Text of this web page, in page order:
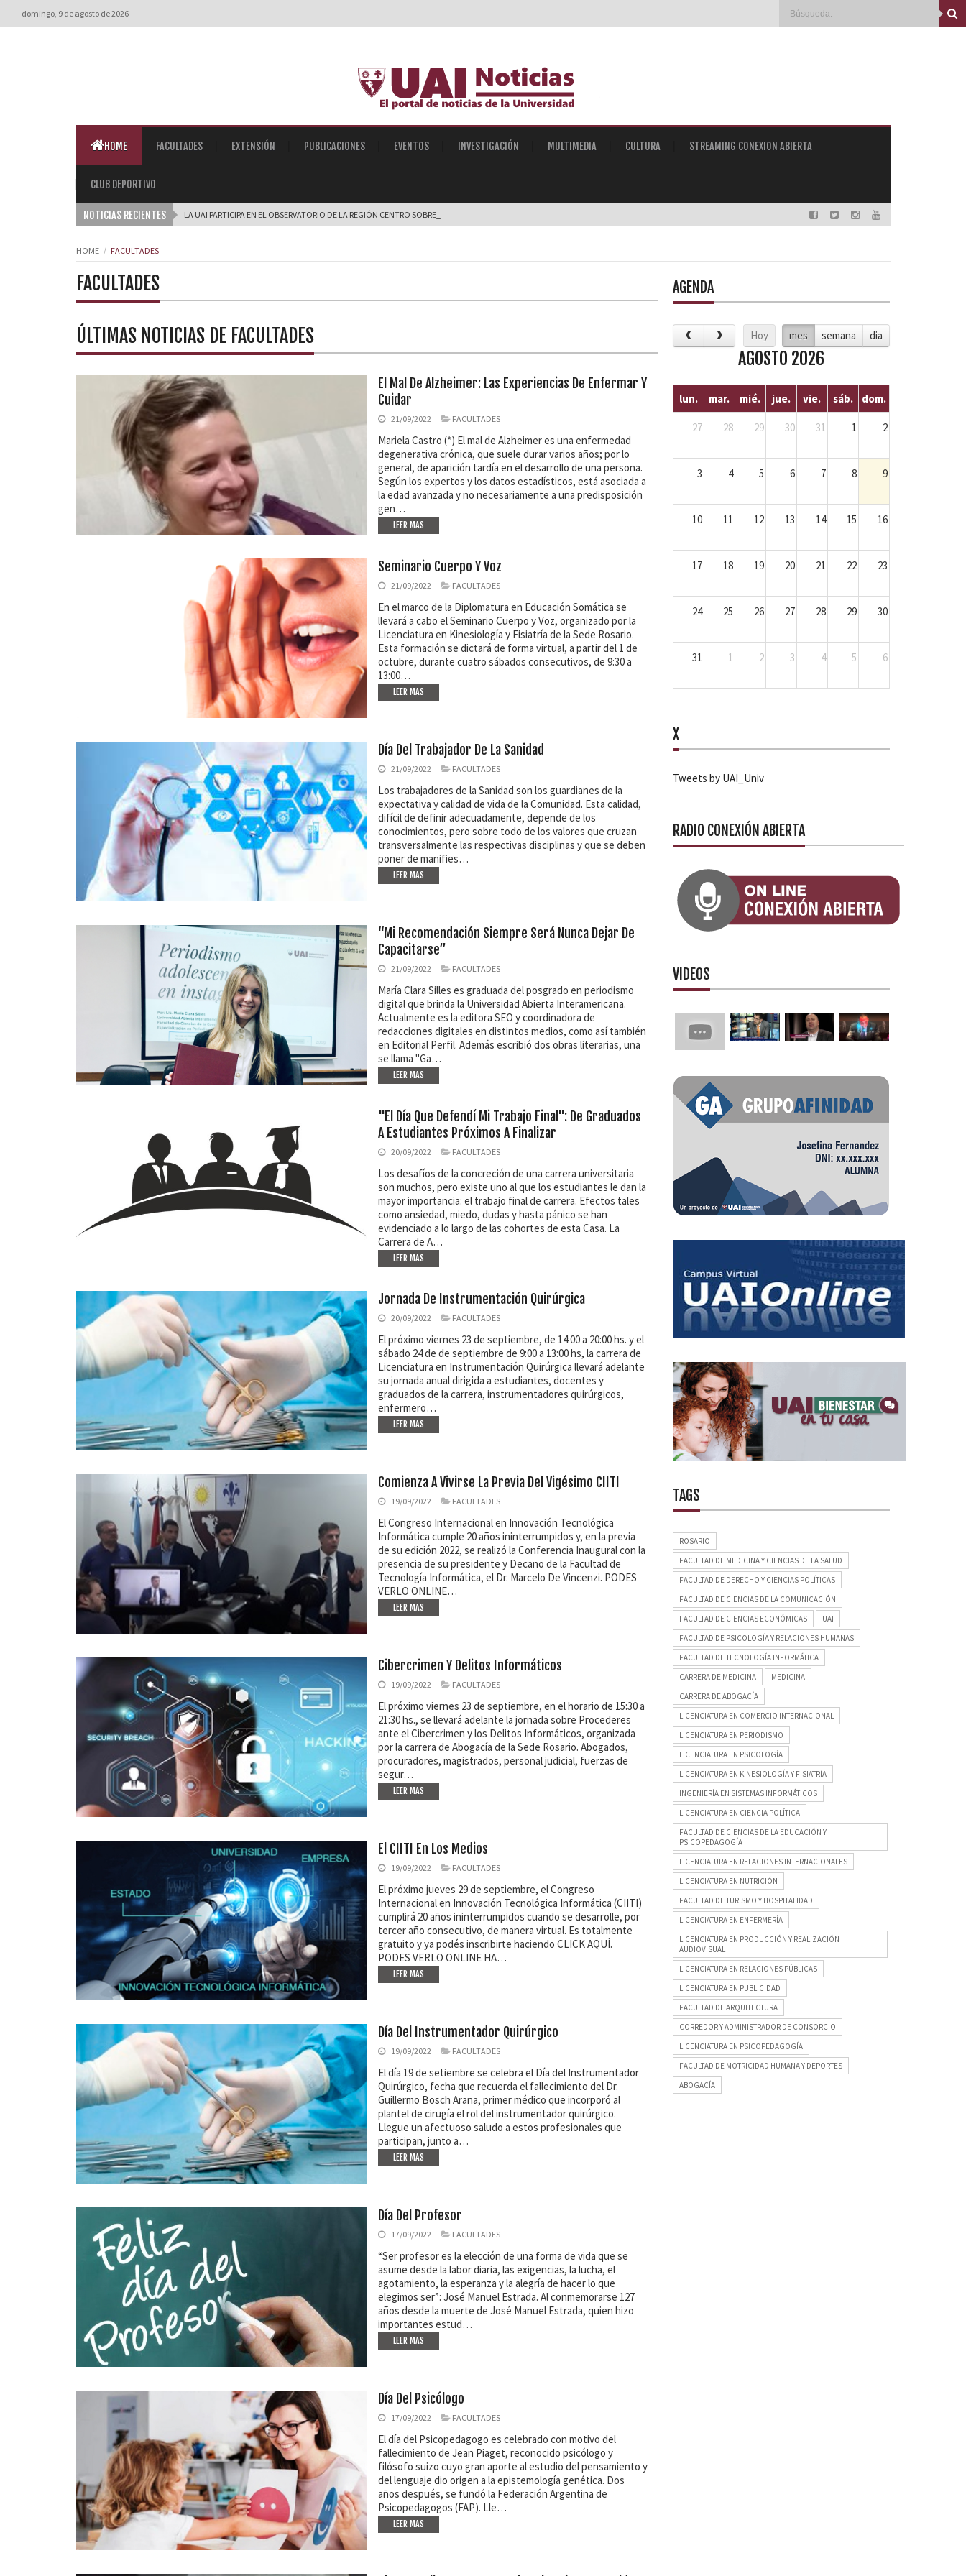
domingo, 9 de agosto de 2026
HOME FACULTADES EXTENSIÓN PUBLICACIONES EVENTOS INVESTIGACIÓN MULTIMEDIA CULTURA STREAMING CONEXION ABIERTA
CLUB DEPORTIVO
NOTICIAS RECIENTES LA UAI PARTICIPA EN EL OBSERVATORIO DE LA REGIÓN CENTRO SOBRE INTELIGENCIA ARTI_
HOME FACULTADES
FACULTADES
ÚLTIMAS NOTICIAS DE FACULTADES
El Mal De Alzheimer: Las Experiencias De Enfermar Y
Cuidar
21/09/2022 FACULTADES
Mariela Castro (*) El mal de Alzheimer es una enfermedad
degenerativa crónica, que suele durar varios años; por lo
general, de aparición tardía en el desarrollo de una persona.
Según los expertos y los datos estadísticos, está asociada a
la edad avanzada y no necesariamente a una predisposición
gen…
LEER MAS
Seminario Cuerpo Y Voz
21/09/2022 FACULTADES
En el marco de la Diplomatura en Educación Somática se
llevará a cabo el Seminario Cuerpo y Voz, organizado por la
Licenciatura en Kinesiología y Fisiatría de la Sede Rosario.
Esta formación se dictará de forma virtual, a partir del 1 de
octubre, durante cuatro sábados consecutivos, de 9:30 a
13:00…
LEER MAS
Día Del Trabajador De La Sanidad
21/09/2022 FACULTADES
Los trabajadores de la Sanidad son los guardianes de la
expectativa y calidad de vida de la Comunidad. Esta calidad,
difícil de definir adecuadamente, depende de los
conocimientos, pero sobre todo de los valores que cruzan
transversalmente las respectivas disciplinas y que se deben
poner de manifies…
LEER MAS
“Mi Recomendación Siempre Será Nunca Dejar De
Capacitarse”
21/09/2022 FACULTADES
María Clara Silles es graduada del posgrado en periodismo
digital que brinda la Universidad Abierta Interamericana.
Actualmente es la editora SEO y coordinadora de
redacciones digitales en distintos medios, como así también
en Editorial Perfil. Además escribió dos obras literarias, una
se llama "Ga…
LEER MAS
"El Día Que Defendí Mi Trabajo Final": De Graduados
A Estudiantes Próximos A Finalizar
20/09/2022 FACULTADES
Los desafíos de la concreción de una carrera universitaria
son muchos, pero existe uno al que los estudiantes le dan la
mayor importancia: el trabajo final de carrera. Efectos tales
como ansiedad, miedo, dudas y hasta pánico se han
evidenciado a lo largo de las cohortes de esta Casa. La
Carrera de A…
LEER MAS
Jornada De Instrumentación Quirúrgica
20/09/2022 FACULTADES
El próximo viernes 23 de septiembre, de 14:00 a 20:00 hs. y el
sábado 24 de de septiembre de 9:00 a 13:00 hs, la carrera de
Licenciatura en Instrumentación Quirúrgica llevará adelante
su jornada anual dirigida a estudiantes, docentes y
graduados de la carrera, instrumentadores quirúrgicos,
enfermero…
LEER MAS
Comienza A Vivirse La Previa Del Vigésimo CIITI
19/09/2022 FACULTADES
El Congreso Internacional en Innovación Tecnológica
Informática cumple 20 años ininterrumpidos y, en la previa
de su edición 2022, se realizó la Conferencia Inaugural con la
presencia de su presidente y Decano de la Facultad de
Tecnología Informática, el Dr. Marcelo De Vincenzi. PODES
VERLO ONLINE…
LEER MAS
Cibercrimen Y Delitos Informáticos
19/09/2022 FACULTADES
El próximo viernes 23 de septiembre, en el horario de 15:30 a
21:30 hs., se llevará adelante la jornada sobre Procederes
ante el Cibercrimen y los Delitos Informáticos, organizada
por la carrera de Abogacía de la Sede Rosario. Abogados,
procuradores, magistrados, personal judicial, fuerzas de
segur…
LEER MAS
El CIITI En Los Medios
19/09/2022 FACULTADES
El próximo jueves 29 de septiembre, el Congreso
Internacional en Innovación Tecnológica Informática (CIITI)
cumplirá 20 años ininterrumpidos cuando se desarrolle, por
tercer año consecutivo, de manera virtual. Es totalmente
gratuito y ya podés inscribirte haciendo CLICK AQUÍ.
PODES VERLO ONLINE HA…
LEER MAS
Día Del Instrumentador Quirúrgico
19/09/2022 FACULTADES
El día 19 de setiembre se celebra el Día del Instrumentador
Quirúrgico, fecha que recuerda el fallecimiento del Dr.
Guillermo Bosch Arana, primer médico que incorporó al
plantel de cirugía el rol del instrumentador quirúrgico.
Llegue un afectuoso saludo a estos profesionales que
participan, junto a…
LEER MAS
Día Del Profesor
17/09/2022 FACULTADES
“Ser profesor es la elección de una forma de vida que se
asume desde la labor diaria, las exigencias, la lucha, el
agotamiento, la esperanza y la alegría de hacer lo que
elegimos ser”: José Manuel Estrada. Al conmemorarse 127
años desde la muerte de José Manuel Estrada, quien hizo
importantes estud…
LEER MAS
Día Del Psicólogo
17/09/2022 FACULTADES
El día del Psicopedagogo es celebrado con motivo del
fallecimiento de Jean Piaget, reconocido psicólogo y
filósofo suizo cuyo gran aporte al estudio del pensamiento y
del lenguaje dio origen a la epistemología genética. Dos
años después, se fundó la Federación Argentina de
Psicopedagogos (FAP). Lle…
LEER MAS
AGENDA
Hoy mes semana dia
AGOSTO 2026
lun. mar. mié. jue. vie. sáb. dom.
27 28 29 30 31 1 2
3 4 5 6 7 8 9
10 11 12 13 14 15 16
17 18 19 20 21 22 23
24 25 26 27 28 29 30
31 1 2 3 4 5 6
X
Tweets by UAI_Univ
RADIO CONEXIÓN ABIERTA
VIDEOS
TAGS
ROSARIO
FACULTAD DE MEDICINA Y CIENCIAS DE LA SALUD
FACULTAD DE DERECHO Y CIENCIAS POLÍTICAS
FACULTAD DE CIENCIAS DE LA COMUNICACIÓN
FACULTAD DE CIENCIAS ECONÓMICAS
UAI
FACULTAD DE PSICOLOGÍA Y RELACIONES HUMANAS
FACULTAD DE TECNOLOGÍA INFORMÁTICA
CARRERA DE MEDICINA
MEDICINA
CARRERA DE ABOGACÍA
LICENCIATURA EN COMERCIO INTERNACIONAL
LICENCIATURA EN PERIODISMO
LICENCIATURA EN PSICOLOGÍA
LICENCIATURA EN KINESIOLOGÍA Y FISIATRÍA
INGENIERÍA EN SISTEMAS INFORMÁTICOS
LICENCIATURA EN CIENCIA POLÍTICA
FACULTAD DE CIENCIAS DE LA EDUCACIÓN Y
PSICOPEDAGOGÍA
LICENCIATURA EN RELACIONES INTERNACIONALES
LICENCIATURA EN NUTRICIÓN
FACULTAD DE TURISMO Y HOSPITALIDAD
LICENCIATURA EN ENFERMERÍA
LICENCIATURA EN PRODUCCIÓN Y REALIZACIÓN
AUDIOVISUAL
LICENCIATURA EN RELACIONES PÚBLICAS
LICENCIATURA EN PUBLICIDAD
FACULTAD DE ARQUITECTURA
CORREDOR Y ADMINISTRADOR DE CONSORCIO
LICENCIATURA EN PSICOPEDAGOGÍA
FACULTAD DE MOTRICIDAD HUMANA Y DEPORTES
ABOGACÍA